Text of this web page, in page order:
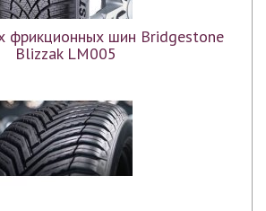
фрикционных шин Bridgestone
Blizzak LM005